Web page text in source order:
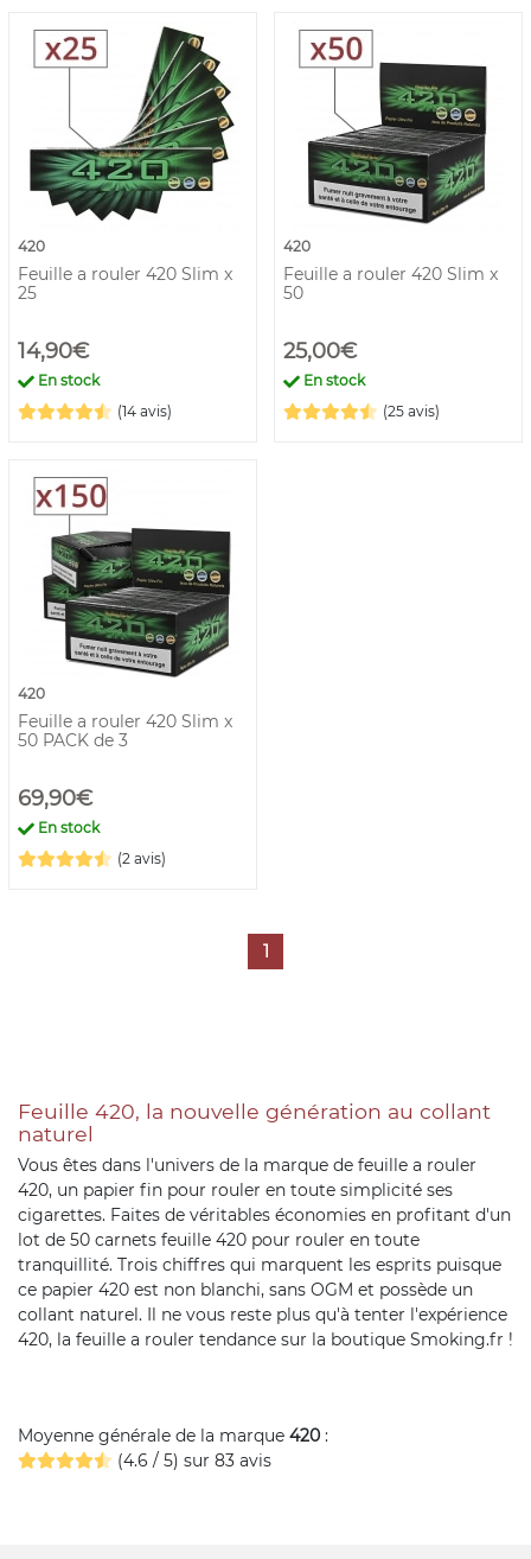
420
Feuille a rouler 420 Slim x
25
14,90€
En stock
(14 avis)
420
Feuille a rouler 420 Slim x
50
25,00€
En stock
(25 avis)
420
Feuille a rouler 420 Slim x
50 PACK de 3
69,90€
En stock
(2 avis)
1
Feuille 420, la nouvelle génération au collant
naturel
Vous êtes dans l'univers de la marque de feuille a rouler
420, un papier fin pour rouler en toute simplicité ses
cigarettes. Faites de véritables économies en profitant d'un
lot de 50 carnets feuille 420 pour rouler en toute
tranquillité. Trois chiffres qui marquent les esprits puisque
ce papier 420 est non blanchi, sans OGM et possède un
collant naturel. Il ne vous reste plus qu'à tenter l'expérience
420, la feuille a rouler tendance sur la boutique Smoking.fr !
Moyenne générale de la marque 420 :
(4.6 / 5) sur 83 avis